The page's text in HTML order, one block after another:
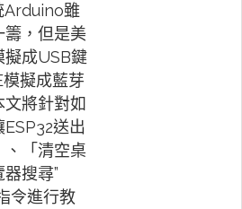
Arduino雖
籌，但是美
擬成USB鍵
擬成藍芽
將針對如
送出
、「清空桌
搜尋”
令進行教